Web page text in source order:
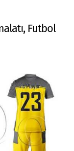
Futbol